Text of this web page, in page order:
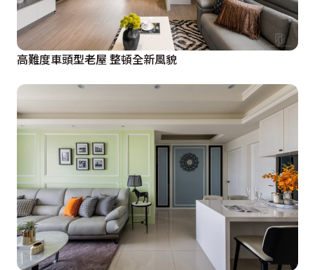
高難度車頭型老屋 整頓全新風貌